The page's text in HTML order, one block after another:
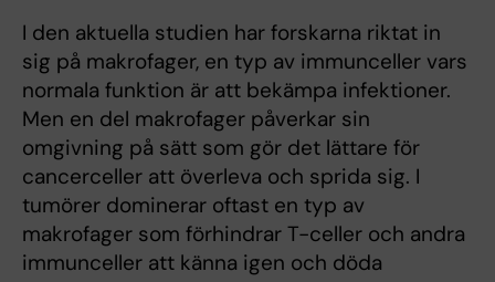
I den aktuella studien har forskarna riktat in
sig på makrofager, en typ av immunceller vars
normala funktion är att bekämpa infektioner.
Men en del makrofager påverkar sin
omgivning på sätt som gör det lättare för
cancerceller att överleva och sprida sig. I
tumörer dominerar oftast en typ av
makrofager som förhindrar T-celler och andra
immunceller att känna igen och döda